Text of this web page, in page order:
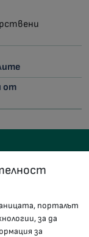
от
порталът
за да
за